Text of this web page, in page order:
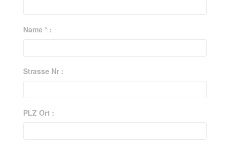
Name * :
Strasse Nr :
PLZ Ort :